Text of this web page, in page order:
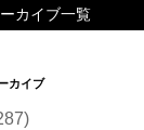
カイブ一覧
カイブ